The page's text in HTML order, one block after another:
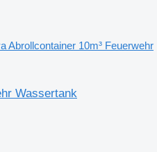
Abrollcontainer 10m³ Feuerwehr
Wassertank